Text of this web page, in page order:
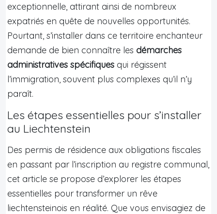
exceptionnelle, attirant ainsi de nombreux
expatriés en quête de nouvelles opportunités.
Pourtant, s’installer dans ce territoire enchanteur
demande de bien connaître les démarches
administratives spécifiques qui régissent
l’immigration, souvent plus complexes qu’il n’y
paraît.
Les étapes essentielles pour s’installer
au Liechtenstein
Des permis de résidence aux obligations fiscales
en passant par l’inscription au registre communal,
cet article se propose d’explorer les étapes
essentielles pour transformer un rêve
liechtensteinois en réalité. Que vous envisagiez de